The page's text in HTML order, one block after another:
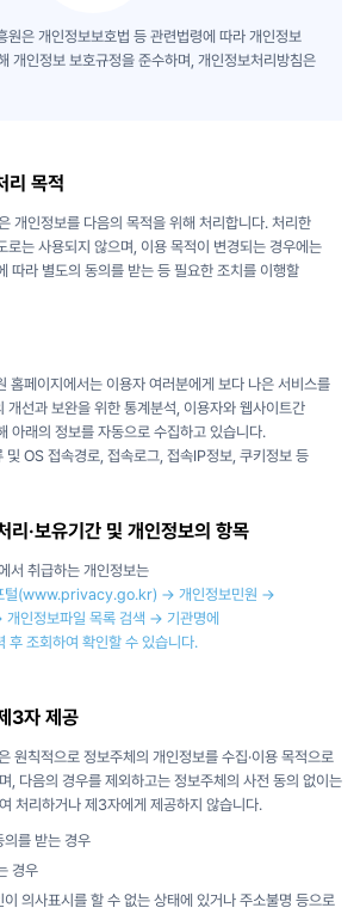
원은 개인정보보호법 등 관련법령에 따라 개인정보
개인정보 보호규정을 준수하며, 개인정보처리방침은
리 목적
개인정보를 다음의 목적을 위해 처리합니다. 처리한
로는 사용되지 않으며, 이용 목적이 변경되는 경우에는
따라 별도의 동의를 받는 등 필요한 조치를 이행할
홈페이지에서는 이용자 여러분에게 보다 나은 서비스를
개선과 보완을 위한 통계분석, 이용자와 웹사이트간
아래의 정보를 자동으로 수집하고 있습니다.
및 OS 접속경로, 접속로그, 접속IP정보, 쿠키정보 등
·보유기간 및 개인정보의 항목
서 취급하는 개인정보는
털(www.privacy.go.kr) → 개인정보민원 →
인정보파일 목록 검색 → 기관명에
후 조회하여 확인할 수 있습니다.
3자 제공
원칙적으로 정보주체의 개인정보를 수집·이용 목적으로
, 다음의 경우를 제외하고는 정보주체의 사전 동의 없이는
처리하거나 제3자에게 제공하지 않습니다.
의를 받는 경우
경우
의사표시를 할 수 없는 상태에 있거나 주소불명 등으로